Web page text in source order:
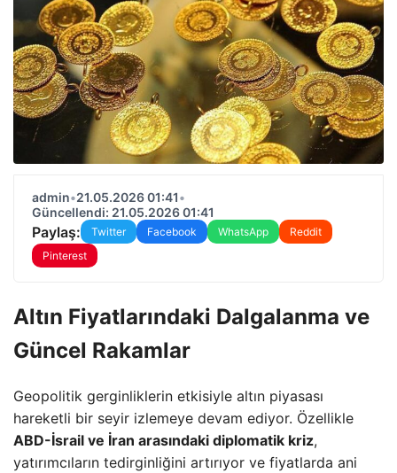
admin•21.05.2026 01:41•
Güncellendi: 21.05.2026 01:41
Paylaş: Twitter Facebook WhatsApp
Reddit
Pinterest
Altın Fiyatlarındaki Dalgalanma ve
Güncel Rakamlar
Geopolitik gerginliklerin etkisiyle altın piyasası
hareketli bir seyir izlemeye devam ediyor. Özellikle
ABD-İsrail ve İran arasındaki diplomatik kriz,
yatırımcıların tedirginliğini artırıyor ve fiyatlarda ani